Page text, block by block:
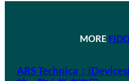
MORE
ARS Technica：